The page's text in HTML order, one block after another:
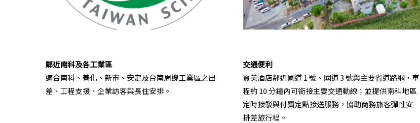
鄰近南科及各工業區
適合南科、善化、新市、安定及台南周邊工業區之出
差、工程支援、企業訪客與長住安排。
交通便利
贊美酒店鄰近國道 1 號、國道 3 號與主要省道路網，車
程約 10 分鐘內可銜接主要交通動線；並提供南科地區
定時接駁與付費定點接送服務，協助商務旅客彈性安
排差旅行程。